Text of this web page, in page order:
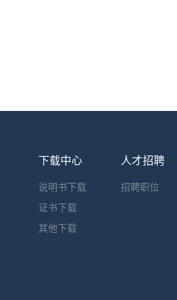
下载中心
说明书下载
证书下载
其他下载
人才招聘
招聘职位